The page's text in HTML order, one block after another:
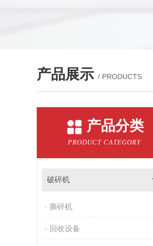
产品展示 / PRODUCTS
产品分类
PRODUCT CATEGORY
破碎机
撕碎机
回收设备